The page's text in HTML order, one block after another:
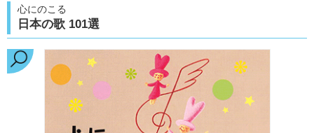
心にのこる
日本の歌 101選